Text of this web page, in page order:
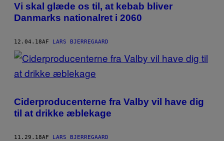
Vi skal glæde os til, at kebab bliver
Danmarks nationalret i 2060
12.04.18AF LARS BJERREGAARD
Ciderproducenterne fra Valby vil have dig
til at drikke æblekage
11.29.18AF LARS BJERREGAARD